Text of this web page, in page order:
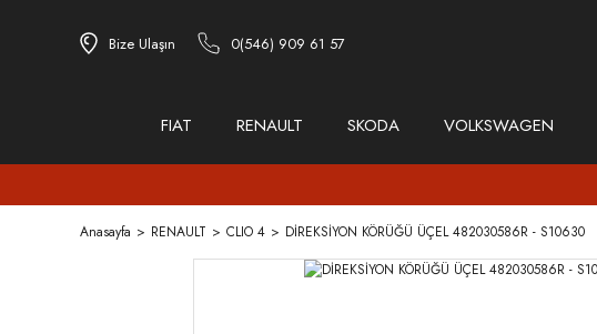
Bize Ulaşın 0(546) 909 61 57
FIAT RENAULT SKODA VOLKSWAGEN
Anasayfa RENAULT CLIO 4 DİREKSİYON KÖRÜĞÜ ÜÇEL 482030586R - S10630